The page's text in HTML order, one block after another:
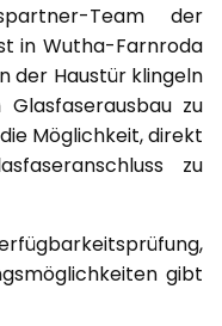
Team der
in Wutha-Farnroda
der Haustür klingeln
zu
Möglichkeit, direkt
zu
gibt